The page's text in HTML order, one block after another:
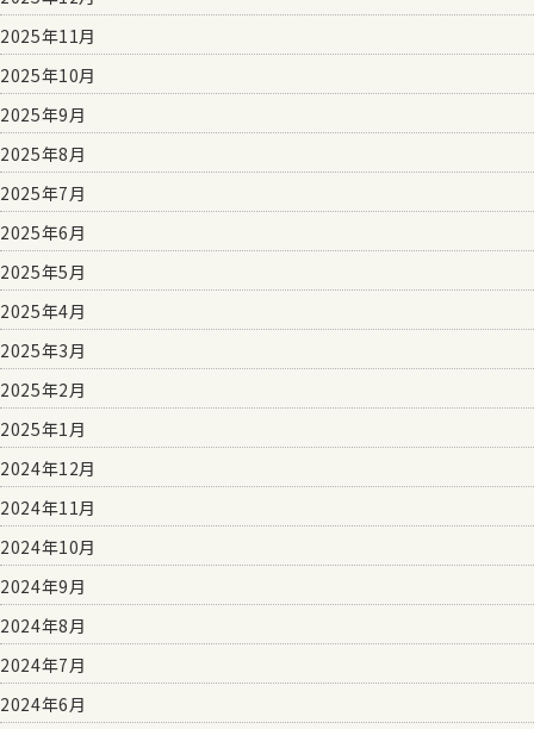
2025年11月
2025年10月
2025年9月
2025年8月
2025年7月
2025年6月
2025年5月
2025年4月
2025年3月
2025年2月
2025年1月
2024年12月
2024年11月
2024年10月
2024年9月
2024年8月
2024年7月
2024年6月